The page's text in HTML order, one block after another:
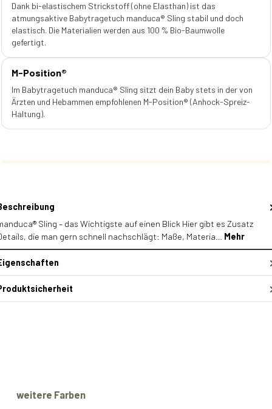
Dank bi-elastischem Strickstoff (ohne Elasthan) ist das
atmungsaktive Babytragetuch manduca® Sling stabil und doch
elastisch. Die Materialien werden aus 100 % Bio-Baumwolle
gefertigt.
M-Position®
Im Babytragetuch manduca® Sling sitzt dein Baby stets in der von
Ärzten und Hebammen empfohlenen M-Position® (Anhock-Spreiz-
Haltung).
Sling – das Wichtigste auf einen Blick Hier gibt es Zusatz
die man gern schnell nachschlägt: Maße, Materia… Mehr
Produktgalerie überspringen
weitere Farben